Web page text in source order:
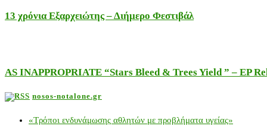
13 χρόνια Εξαρχειώτης – Διήμερο Φεστιβάλ
AS INAPPROPRIATE “Stars Bleed & Trees Yield ” – EP
nosos-notalone.gr
«Τρόποι ενδυνάμωσης αθλητών με προβλήματα υγείας»